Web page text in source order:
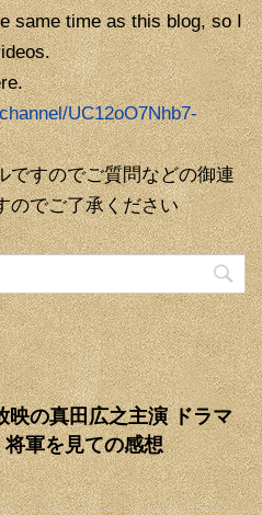
same time as this blog, so I
UC12oO7Nhb7-
ですのでご質問などの御連
のでご了承ください
映の真田広之主演 ドラマ
軍を見ての感想